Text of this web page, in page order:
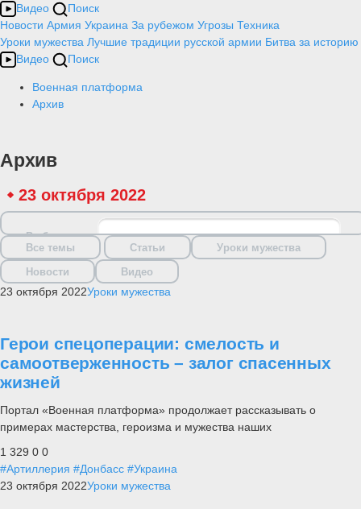
Видео
Поиск
Новости Армия Украина За рубежом Угрозы Техника
Уроки мужества Лучшие традиции русской армии Битва за историю
Видео
Поиск
Военная платформа
Архив
Архив
23 октября 2022
Выбрать дату
Все темы
Статьи
Уроки мужества
Новости
Видео
23 октября 2022Уроки мужества
Герои спецоперации: смелость и
самоотверженность – залог спасенных
жизней
Портал «Военная платформа» продолжает рассказывать о
примерах мастерства, героизма и мужества наших
1 329 0 0
#Артиллерия #Донбасс #Украина
23 октября 2022Уроки мужества